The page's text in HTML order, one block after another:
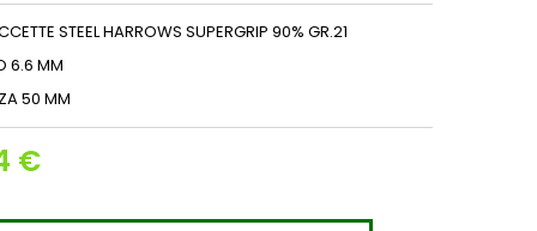
STEEL HARROWS SUPERGRIP 90% GR.21
6.6 MM
50 MM
€